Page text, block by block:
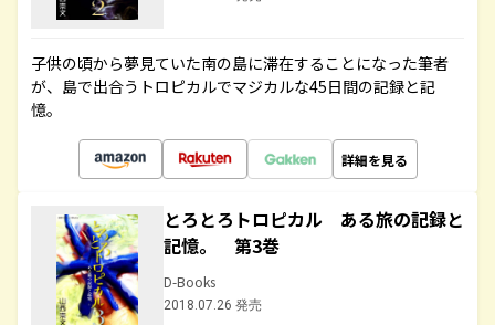
子供の頃から夢見ていた南の島に滞在することになった筆者
が、島で出合うトロピカルでマジカルな45日間の記録と記
憶。
詳細を見る
とろとろトロピカル ある旅の記録と
記憶。 第3巻
D-Books
2018.07.26 発売